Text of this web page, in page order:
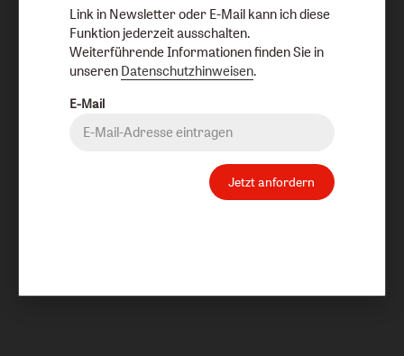
Link in Newsletter oder E-Mail kann ich diese
Funktion jederzeit ausschalten.
Weiterführende Informationen finden Sie in
unseren Datenschutzhinweisen.
E-Mail
Jetzt anfordern